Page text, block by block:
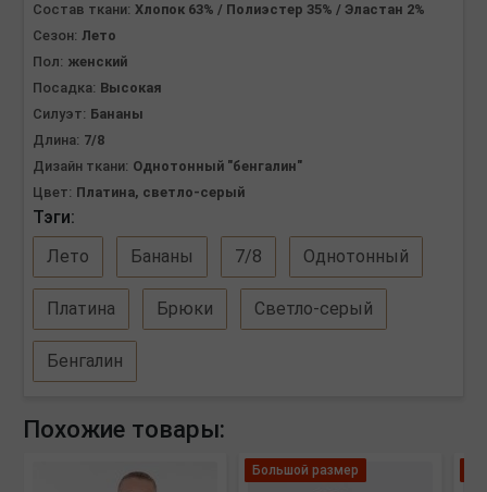
Состав ткани: Хлопок 63% / Полиэстер 35% / Эластан 2%
Сезон: Лето
Пол: женский
Посадка: Высокая
Силуэт: Бананы
Длина: 7/8
Дизайн ткани: Однотонный "бенгалин"
Цвет: Платина, светло-серый
Тэги:
Лето
Бананы 7/8 Однотонный
Платина Брюки Светло-серый
Бенгалин
Похожие товары:
Большой размер